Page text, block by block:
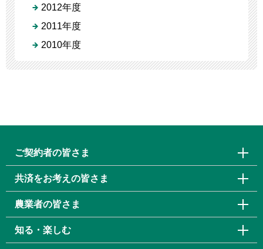
2012年度
2011年度
2010年度
ご契約者の皆さま
共済をお考えの皆さま
農業者の皆さま
知る・楽しむ